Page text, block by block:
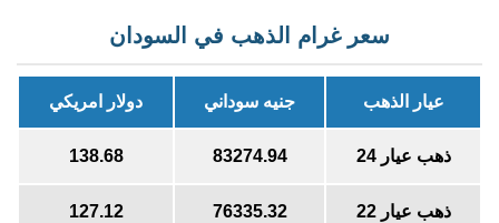
سعر غرام الذهب في السودان
عيار الذهب جنيه سوداني دولار امريكي
ذهب عيار 24 83274.94
138.68
ذهب عيار 22 76335.32
127.12